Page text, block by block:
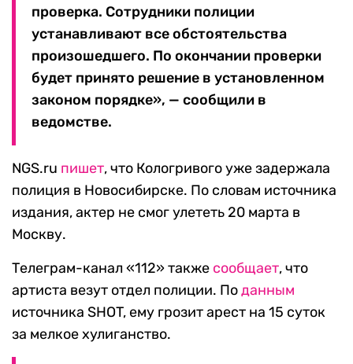
проверка. Сотрудники полиции
устанавливают все обстоятельства
произошедшего. По окончании проверки
будет принято решение в установленном
законом порядке», — сообщили в
ведомстве.
NGS.ru пишет, что Кологривого уже задержала
полиция в Новосибирске. По словам источника
издания, актер не смог улететь 20 марта в
Москву.
Телеграм-канал «112» также сообщает, что
артиста везут отдел полиции. Поданным
источника SHOT, ему грозит арест на 15 суток
за мелкое хулиганство.